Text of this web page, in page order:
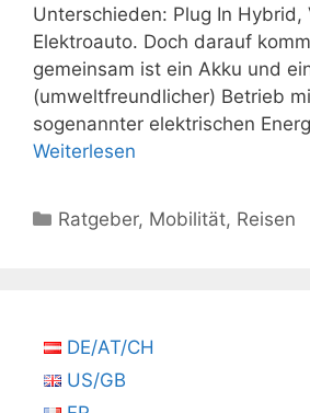
Unterschieden: Plug In Hybrid,
Elektroauto. Doch darauf
gemeinsam ist ein Akku und
(umweltfreundlicher) Betrieb
sogenannter elektrischen
Weiterlesen
Kategorien
Ratgeber, Mobilität, Reisen
DE/AT/CH
US/GB